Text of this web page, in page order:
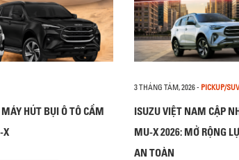
HÚT BỤI Ô TÔ CẦM
X
3 THÁNG TÁM, 2026- PICKUP/SUV
ISUZU VIỆT NAM CẬP
MU-X 2026: MỞ RỘNG
AN TOÀN